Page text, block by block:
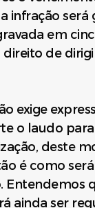
infração será
em
direito de
exige
o laudo
deste
é como
Entendemos
ainda ser